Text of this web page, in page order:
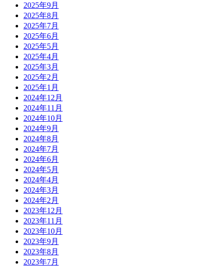
2025年9月
2025年8月
2025年7月
2025年6月
2025年5月
2025年4月
2025年3月
2025年2月
2025年1月
2024年12月
2024年11月
2024年10月
2024年9月
2024年8月
2024年7月
2024年6月
2024年5月
2024年4月
2024年3月
2024年2月
2023年12月
2023年11月
2023年10月
2023年9月
2023年8月
2023年7月